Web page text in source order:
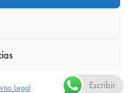
Legal
confidencialidad
social empresarial
Escribir